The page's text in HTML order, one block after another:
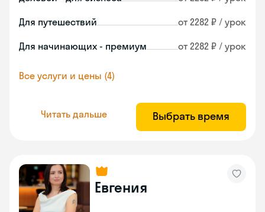
Для путешествий от 2282 ₽ / урок
Для начинающих - премиум от 2282 ₽ / урок
Все услуги и цены (4)
Читать дальше Выбрать время
Евгения